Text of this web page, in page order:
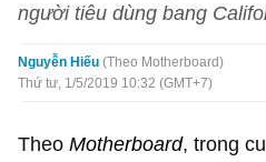
người tiêu dùng bang
Nguyễn Hiếu Theo Motherboard
Thứ tư, 1/5/2019 10:32 (GMT+7)
TheoMotherboard, trong